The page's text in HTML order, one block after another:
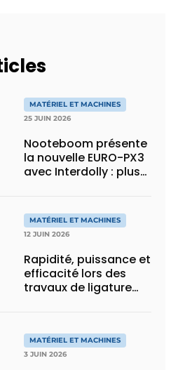
MATÉRIEL ET MACHINES
25 JUIN 2026
Nooteboom présente
la nouvelle EURO-PX3
avec Interdolly : plus
transport spécial
MATÉRIEL ET MACHINES
12 JUIN 2026
Rapidité, puissance et
efficacité lors des
travaux de ligature
MATÉRIEL ET MACHINES
3 JUIN 2026